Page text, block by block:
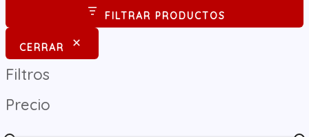
e
o
u
o
s
FILTRAR PRODUCTOS
CERRAR
Filtros
Precio